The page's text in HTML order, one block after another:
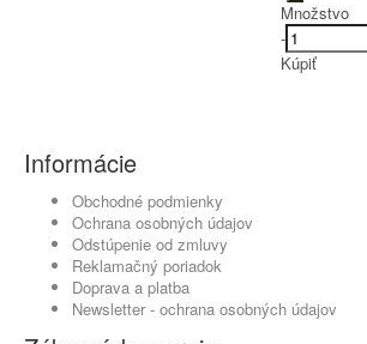
Množstvo
-
Kúpiť
Informácie
Obchodné podmienky
Ochrana osobných údajov
Odstúpenie od zmluvy
Reklamačný poriadok
Doprava a platba
Newsletter - ochrana osobných údajov